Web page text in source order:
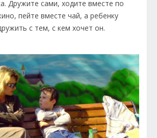
Дружите сами, ходите вместе по
пейте вместе чай, а ребенку
с тем, с кем хочет он.